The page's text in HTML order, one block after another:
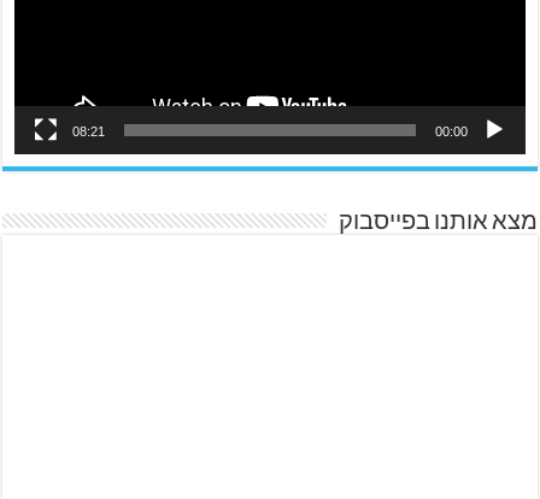
00:00
08:21
מצא אותנו בפייסבוק